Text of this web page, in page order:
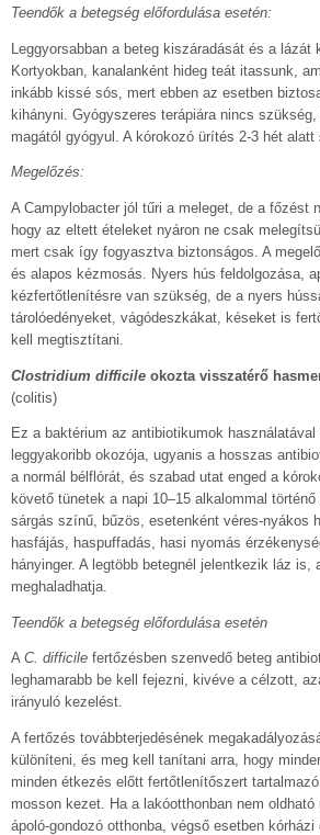
Teendők a betegség előfordulása esetén:
Leggyorsabban a beteg kiszáradását és a lázát
Kortyokban, kanalanként hideg teát itassunk,
inkább kissé sós, mert ebben az esetben
kihányni. Gyógyszeres terápiára nincs
magától gyógyul. A kórokozó ürítés 2-3 hét alatt
Megelőzés:
A Campylobacter jól tűri a meleget, de a főzést
hogy az eltett ételeket nyáron ne csak
mert csak így fogyasztva biztonságos. A
és alapos kézmosás. Nyers hús feldolgozása,
kézfertőtlenítésre van szükség, de a nyers
tárolóedényeket, vágódeszkákat, késeket is
kell megtisztítani.
Clostridium difficile okozta visszatérő
(colitis)
Ez a baktérium az antibiotikumok
leggyakoribb okozója, ugyanis a hosszas
a normál bélflórát, és szabad utat enged a
követő tünetek a napi 10–15 alkalommal
sárgás színű, bűzös, esetenként véres-nyákos
hasfájás, haspuffadás, hasi nyomás
hányinger. A legtöbb betegnél jelentkezik láz is,
meghaladhatja.
Teendők a betegség előfordulása esetén
A C. difficile fertőzésben szenvedő beteg
leghamarabb be kell fejezni, kivéve a célzott,
irányuló kezelést.
A fertőzés továbbterjedésének
különíteni, és meg kell tanítani arra, hogy
minden étkezés előtt fertőtlenítőszert
mosson kezet. Ha a lakóotthonban nem
ápoló-gondozó otthonba, végső esetben kórházi